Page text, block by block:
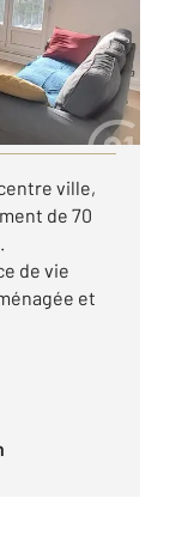
ville,
de 70
de vie
et